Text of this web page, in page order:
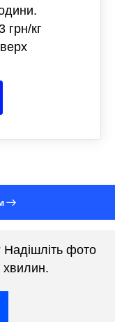
грн/кг
Надішліть фото
хвилин.